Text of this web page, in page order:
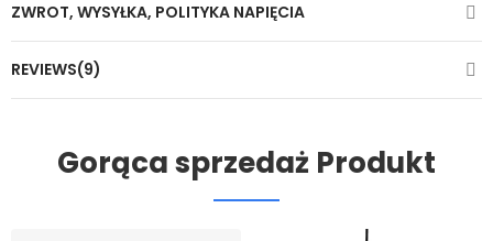
ZWROT, WYSYŁKA, POLITYKA NAPIĘCIA
REVIEWS(9)
Gorąca sprzedaż Produkt